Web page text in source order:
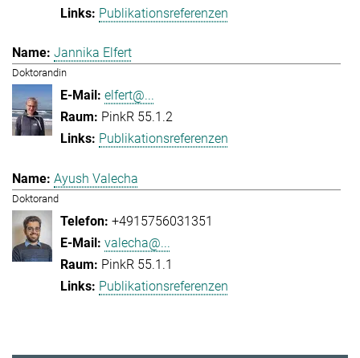
Publikationsreferenzen
Jannika Elfert
Doktorandin
elfert@...
PinkR 55.1.2
Publikationsreferenzen
Ayush Valecha
Doktorand
+4915756031351
valecha@...
PinkR 55.1.1
Publikationsreferenzen